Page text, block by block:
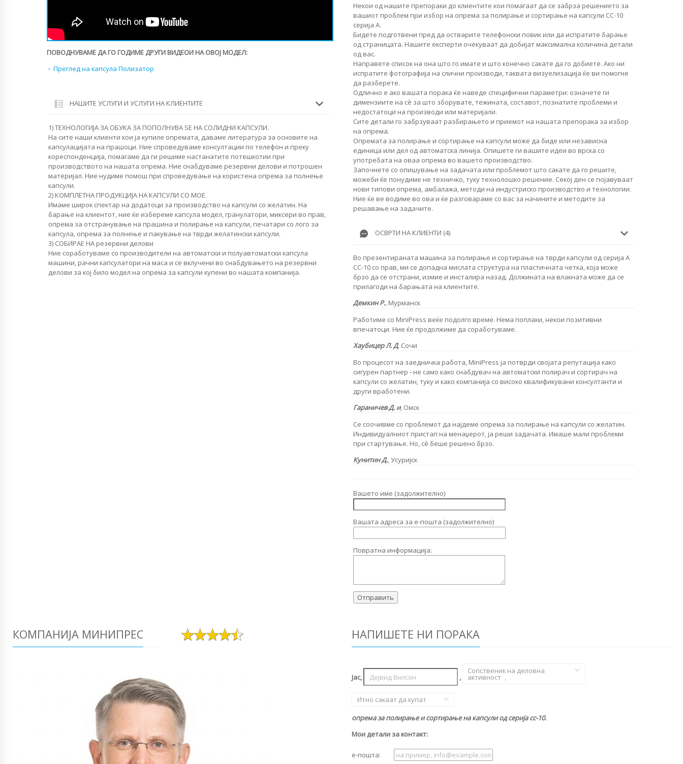
ПОВОДНУВАМЕ ДА ГО ГОДИМЕ ДРУГИ ВИДЕОИ НА ОВОЈ МОДЕЛ:
Преглед на капсула Полизатор
НАШИТЕ УСЛУГИ И УСЛУГИ НА КЛИЕНТИТЕ
1) ТЕХНОЛОГИЈА ЗА ОБУКА ЗА ПОПОЛНУВА SЕ НА СОЛИДНИ КАПСУЛИ.
На сите наши клиенти кои ја купиле опремата, даваме литература за основите на
капсулацијата на прашоци. Ние спроведуваме консултации по телефон и преку
кореспонденција, помагаме да ги решиме настанатите потешкотии при
производството на нашата опрема. Ние снабдуваме резервни делови и потрошен
материјал. Ние нудиме помош при спроведување на користена опрема за полнење
капсули.
2) КОМПЛЕТНА ПРОДУКЦИЈА НА КАПСУЛИ СО МОЕ.
Имаме широк спектар на додатоци за производство на капсули со желатин. На
барање на клиентот, ние ќе избереме капсула модел, гранулатори, миксери во прав,
опрема за отстранување на прашина и полирање на капсули, печатари со лого за
капсула, опрема за полнење и пакување на тврди желатински капсули.
3) СОБИРАЕ НА резервни делови
Ние соработуваме со производители на автоматски и полуавтоматски капсула
машини, рачни капсулатори на маса и се вклучени во снабдувањето на резервни
делови за кој било модел на опрема за капсули купени во нашата компанија.
Некои од нашите препораки до клиентите кои помагаат да се забрза решението за
вашиот проблем при избор на опрема за полирање и сортирање на капсули CC-10
серија А.
Бидете подготвени пред да остварите телефонски повик или да испратите барање
од страницата. Нашите експерти очекуваат да добијат максимална количина детали
од вас.
Направете список на она што го имате и што конечно сакате да го добиете. Ако ни
испратите фотографија на слични производи, таквата визуелизација ќе ви помогне
да разберете.
Одлично е ако вашата порака ќе наведе специфични параметри: означете ги
димензиите на сè за што зборувате, тежината, составот, познатите проблеми и
недостатоци на производи или материјали.
Сите детали го забрзуваат разбирањето и приемот на нашата препорака за избор
на опрема.
Опремата за полирање и сортирање на капсули може да биде или независна
единица или дел од автоматска линија. Опишете ги вашите идеи во врска со
употребата на оваа опрема во вашето производство.
Започнете со опишување на задачата или проблемот што сакате да го решите,
можеби ќе понудиме не техничко, туку технолошко решение. Секој ден се појавуваат
нови типови опрема, амбалажа, методи на индустриско производство и технологии.
Ние ќе ве водиме во ова и ќе разговараме со вас за начините и методите за
решавање на задачите.
ОСВРТИ НА КЛИЕНТИ (4)
Во презентираната машина за полирање и сортирање на тврди капсули од серија А
CC-10 со прав, ми се допадна мислата структура на пластичната четка, која може
брзо да се отстрани, измие и инсталира назад. Должината на влакната може да се
прилагоди на барањата на клиентите.
Демкин Р., Мурманск
Работиме со MiniPress веќе подолго време. Нема поплаки, некои позитивни
впечатоци. Ние ќе продолжиме да соработуваме.
Хаубицер Л. Д, Сочи
Во процесот на заедничка работа, MiniPress ја потврди својата репутација како
сигурен партнер - не само како снабдувач на автоматски полирач и сортирач на
капсули со желатин, туку и како компанија со високо квалификувани консултанти и
други вработени.
Гараничев Д. и, Омск
Се соочивме со проблемот да најдеме опрема за полирање на капсули со желатин.
Индивидуалниот пристап на менаџерот, ја реши задачата. Имаше мали проблеми
при стартување. Но, сè беше решено брзо.
Кунитин Д., Усуријск
Вашето име (задолжително)
Вашата адреса за е-пошта (задолжително)
Повратна информација:
КОМПАНИЈА МИНИПРЕС НАПИШЕТЕ НИ ПОРАКА
Јас, ,
Сопственик на деловна
активност
Итно сакаат да купат
опрема за полирање и сортирање на капсули од серија cc-10.
Мои детали за контакт:
е-пошта: